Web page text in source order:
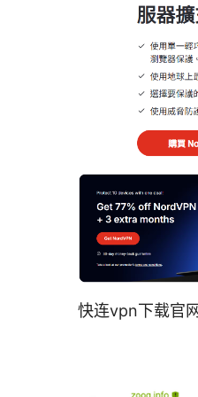
快连vpn下载官